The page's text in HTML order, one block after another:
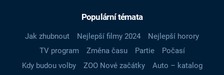
Populární témata
Jak zhubnout Nejlepší filmy 2024
Nejlepší horory
TV program
Změna času Partie
Počasí
Kdy budou volby
ZOO Nové začátky
Auto – katalog